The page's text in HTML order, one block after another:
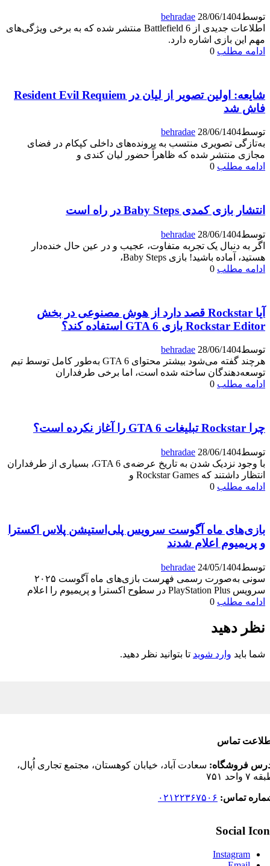
توسط behradae 28/06/1404
اطلاعات جدیدی از Battlefield 6 منتشر شده که به برخی ویژگی‌های
مهم این بازی اشاره دارد.
ادامه مطلب 0
شایعه: اولین تصویر از لیان در Resident Evil Requiem
فاش شد
توسط behradae 28/06/1404
به‌تازگی تصویری منتسب به پرونده‌های داخلی کپکام در فضای
مجازی منتشر شده که ظاهراً حضور لیان کندی و
ادامه مطلب 0
انتشار بازی کمدی Baby Steps در راه است
توسط behradae 28/06/1404
اگر به دنبال یک تجربه متفاوت، عجیب و در عین حال خنده‌دار
هستید، آماده باشید! بازی Baby Steps،
ادامه مطلب 0
آیا Rockstar قصد دارد از هوش مصنوعی در بخش
Rockstar Editor بازی GTA 6 استفاده کند؟
توسط behradae 28/06/1404
هرچند گفته می‌شود بیشتر محتوای GTA 6 به‌طور کامل توسط تیم
توسعه‌دهندگان ساخته شده است، اما برخی طرفداران
ادامه مطلب 0
چرا Rockstar تبلیغات GTA 6 را آغاز نکرده است؟
توسط behradae 28/06/1404
با وجود نزدیک شدن به تاریخ عرضه‌ی GTA 6، بسیاری از طرفداران
انتظار داشتند که Rockstar Games و
ادامه مطلب 0
بازی‌های ماه آگوست سرویس پلی‌استیشن پلاس اکسترا
و پریمیوم اعلام شدند
توسط behradae 24/05/1404
سونی به‌صورت رسمی فهرست بازی‌های ماه آگوست ۲۰۲۵
سرویس PlayStation Plus در سطوح اکسترا و پریمیوم را اعلام
ادامه مطلب 0
نظر دهید
شما بایدوارد شویدتا بتوانید نظر دهید.
تماس
فروشگاه:سعادت آباد، خیابان کوهستان، مجتمع تجاری اُپال،
واحد ۷۵۱
تماس: ۰۲۱۲۲۳۶۷۵۰۶
Social
Instagram